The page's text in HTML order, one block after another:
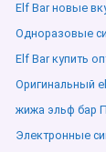
Elf Bar новые
Одноразовые
Elf Bar купить
Оригинальный
жижа эльф бар
Электронные